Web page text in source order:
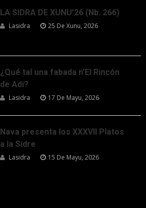
LA SIDRA DE XUNU’26 (Nb. 266)
Lasidra 25 De Xunu, 2026
¿Qué tal una fabada n’El Rincón
de Adi?
Lasidra 17 De Mayu, 2026
Nava presenta los XXXVII Platos
a la Sidre
Lasidra 15 De Mayu, 2026